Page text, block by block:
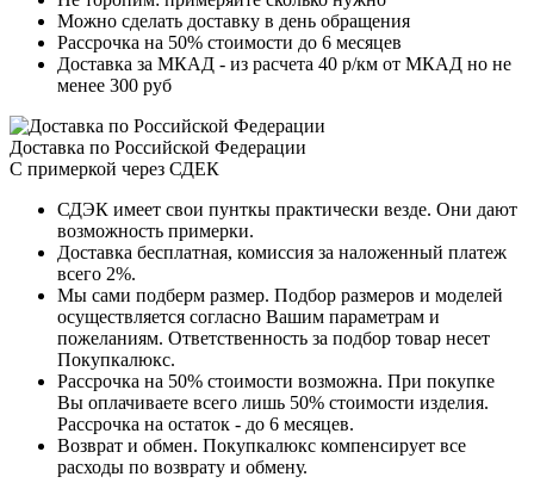
Можно сделать доставку в день обращения
Рассрочка на 50% стоимости до 6 месяцев
Доставка за МКАД - из расчета 40 р/км от МКАД но не
менее 300 руб
Доставка по Российской Федерации
С примеркой через СДЕК
СДЭК имеет свои пунткы практически везде. Они дают
возможность примерки.
Доставка бесплатная, комиссия за наложенный платеж
всего 2%.
Мы сами подберм размер. Подбор размеров и моделей
осуществляется согласно Вашим параметрам и
пожеланиям. Ответственность за подбор товар несет
Покупкалюкс.
Рассрочка на 50% стоимости возможна. При покупке
Вы оплачиваете всего лишь 50% стоимости изделия.
Рассрочка на остаток - до 6 месяцев.
Возврат и обмен. Покупкалюкс компенсирует все
расходы по возврату и обмену.